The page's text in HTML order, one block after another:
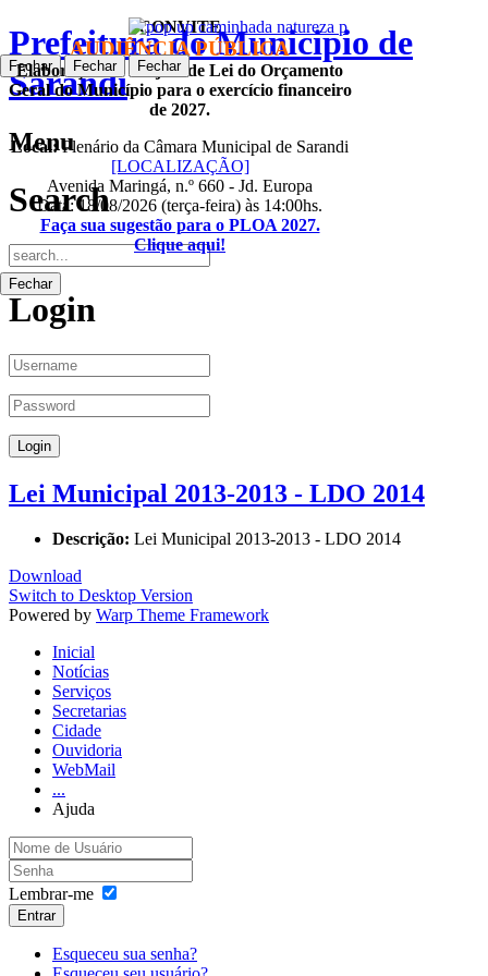
Prefeitura do Municipio de
Sarandi
Menu
Search
Login
Lei Municipal 2013-2013 - LDO 2014
Descrição: Lei Municipal 2013-2013 - LDO 2014
Download
Switch to Desktop Version
Powered by Warp Theme Framework
Inicial
Notícias
Serviços
Secretarias
Cidade
Ouvidoria
WebMail
...
Ajuda
Lembrar-me
Entrar
Esqueceu sua senha?
Fechar
CONVITE
AUDIÊNCIA PÚBLICA
Elaboração do Projeto de Lei do Orçamento
Geral do Município para o exercício financeiro
de 2027.
Local:Plenário da Câmara Municipal de Sarandi
[LOCALIZAÇÃO]
Avenida Maringá, n.º 660 - Jd. Europa
Data: 18/08/2026 (terça-feira) às 14:00hs.
Faça sua sugestão para o PLOA 2027.
Clique aqui!
Fechar
Fechar
Fechar
Fechar